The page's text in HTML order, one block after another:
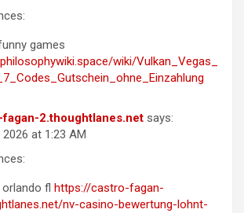
games
wiki/Vulkan_Vegas_
2.thoughtlanes.net says:
at 1:23 AM
fl https://castro-fagan-
nv-casino-bewertung-lohnt-